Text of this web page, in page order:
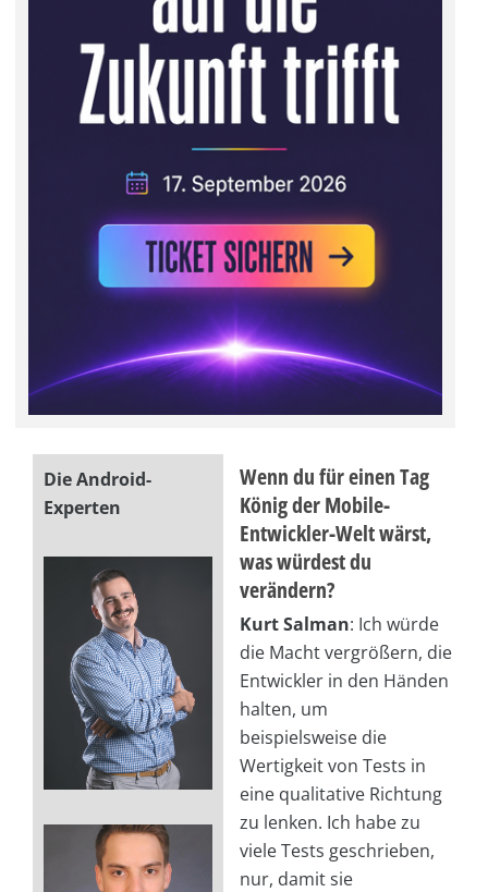
Die Android-
Experten
Wenn du für einen Tag
König der Mobile-
Entwickler-Welt wärst,
was würdest du
verändern?
Kurt Salman: Ich würde
die Macht vergrößern, die
Entwickler in den Händen
halten, um
beispielsweise die
Wertigkeit von Tests in
eine qualitative Richtung
zu lenken. Ich habe zu
viele Tests geschrieben,
nur, damit sie